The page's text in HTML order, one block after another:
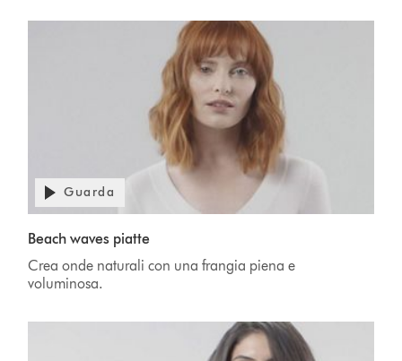
Guarda
Beach waves piatte
Crea onde naturali con una frangia piena e
voluminosa.